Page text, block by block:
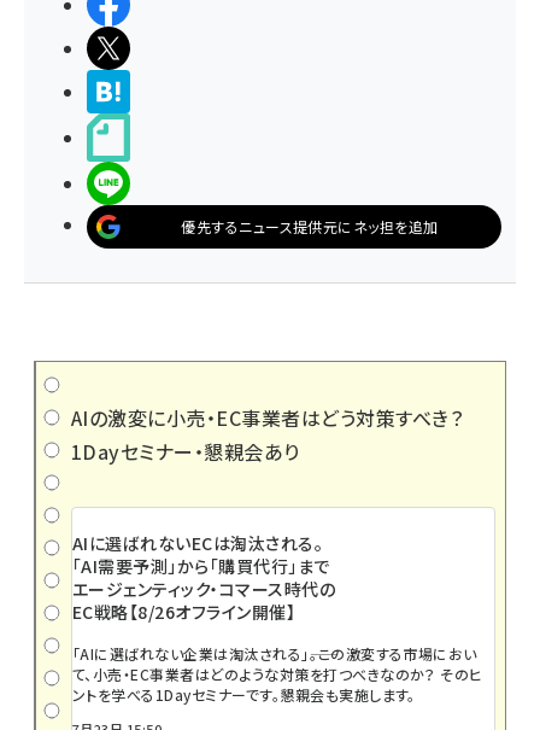
優先するニュース提供元にネッ担を追加
AIの激変に小売・EC事業者はどう対策すべき？
1Dayセミナー・懇親会あり
AIに選ばれないECは淘汰される。
「AI需要予測」から「購買代行」まで
エージェンティック・コマース時代の
EC戦略【8/26オフライン開催】
「AIに選ばれない企業は淘汰される」――。この激変する市場におい
て、小売・EC事業者はどのような対策を打つべきなのか？ そのヒ
ントを学べる1Dayセミナーです。懇親会も実施します。